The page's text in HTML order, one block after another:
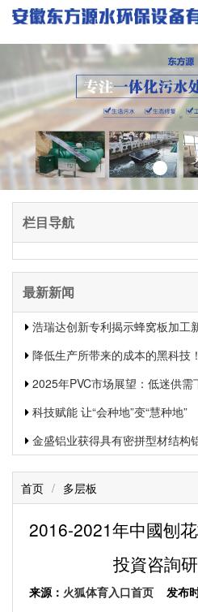
栏目导航
最新新闻
浩瑞达创新专利揭示蜂窝板加工
降低生产所带来的成本的黑科技！嘉兴中集
2025年PVC市场展望：低迷供需
科技赋能 让“会种地”变“慧种地”
金盛铝业获得具有密拼型材结构铝蜂窝
首页 / 多层板
2016-2021年中國刨
投資咨詢
来源： 火狐体育入口首页 发布